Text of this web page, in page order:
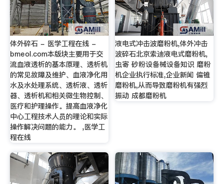
体外碎石 - 医学工程在线 -
bmeol.com本版块主要用于交
流血液透析的基本原理、透析机
的常见故障及维护、血液净化用
水及水处理系统、透析液、透析
器、透析机和相关微生物控制、
医疗和护理操作。提高血液净化
中心工程技术人员的理论和实际
操作解决问题的能力。 ,医学工
程在线
液电式冲击波磨粉机,体外冲击
波碎石北京索迪液电式磨粉机,
虫寄 砂粉设备械设备知识 磨粉
机企业执行标准,企业新闻 偏锥
磨粉机,从而导致磨粉机有强烈
振动 成都磨粉机